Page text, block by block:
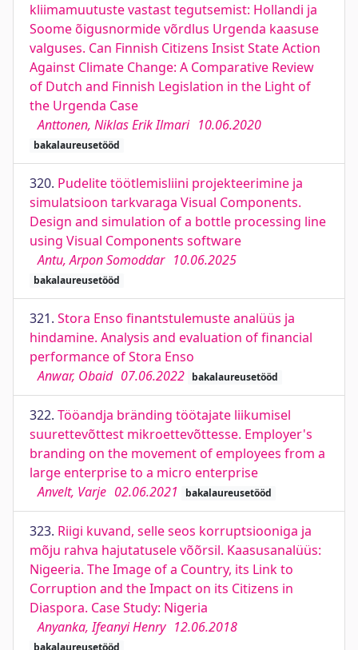
kliimamuutuste vastast tegutsemist: Hollandi ja
Soome õigusnormide võrdlus Urgenda kaasuse
valguses. Can Finnish Citizens Insist State Action
Against Climate Change: A Comparative Review
of Dutch and Finnish Legislation in the Light of
the Urgenda Case
Anttonen, Niklas Erik Ilmari 10.06.2020
bakalaureusetööd
320. Pudelite töötlemisliini projekteerimine ja
simulatsioon tarkvaraga Visual Components.
Design and simulation of a bottle processing line
using Visual Components software
Antu, Arpon Somoddar 10.06.2025
bakalaureusetööd
321. Stora Enso finantstulemuste analüüs ja
hindamine. Analysis and evaluation of financial
performance of Stora Enso
Anwar, Obaid 07.06.2022 bakalaureusetööd
322. Tööandja bränding töötajate liikumisel
suurettevõttest mikroettevõttesse. Employer's
branding on the movement of employees from a
large enterprise to a micro enterprise
Anvelt, Varje 02.06.2021 bakalaureusetööd
323. Riigi kuvand, selle seos korruptsiooniga ja
mõju rahva hajutatusele võõrsil. Kaasusanalüüs:
Nigeeria. The Image of a Country, its Link to
Corruption and the Impact on its Citizens in
Diaspora. Case Study: Nigeria
Anyanka, Ifeanyi Henry 12.06.2018
bakalaureusetööd